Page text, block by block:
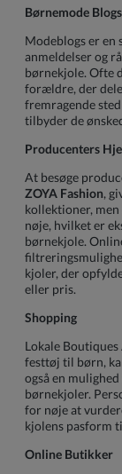
Børnemode Blogs
Modeblogs er en
anmeldelser og
børnekjole. Ofte
forældre, der
fremragende
tilbyder de
Producenters
At besøge
ZOYA Fashion,
kollektioner,
nøje, hvilket er
børnekjole.
kjoler, der
eller pris.
Shopping
Lokale
festtøj til børn,
også en
børnekjoler.
for nøje at
kjolens pasform
Online Butikker